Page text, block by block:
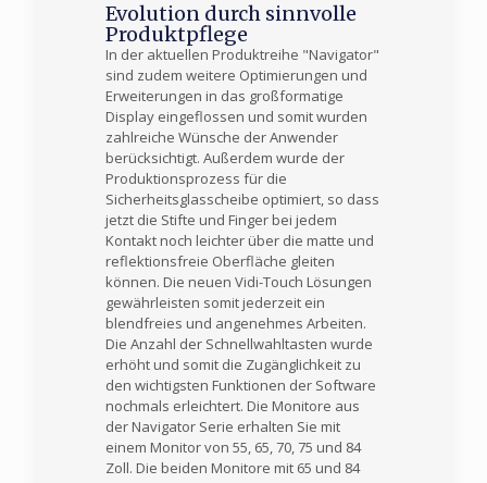
Evolution durch sinnvolle
Produktpflege
In der aktuellen Produktreihe "Navigator"
sind zudem weitere Optimierungen und
Erweiterungen in das großformatige
Display eingeflossen und somit wurden
zahlreiche Wünsche der Anwender
berücksichtigt. Außerdem wurde der
Produktionsprozess für die
Sicherheitsglasscheibe optimiert, so dass
jetzt die Stifte und Finger bei jedem
Kontakt noch leichter über die matte und
reflektionsfreie Oberfläche gleiten
können. Die neuen Vidi-Touch Lösungen
gewährleisten somit jederzeit ein
blendfreies und angenehmes Arbeiten.
Die Anzahl der Schnellwahltasten wurde
erhöht und somit die Zugänglichkeit zu
den wichtigsten Funktionen der Software
nochmals erleichtert. Die Monitore aus
der Navigator Serie erhalten Sie mit
einem Monitor von 55, 65, 70, 75 und 84
Zoll. Die beiden Monitore mit 65 und 84